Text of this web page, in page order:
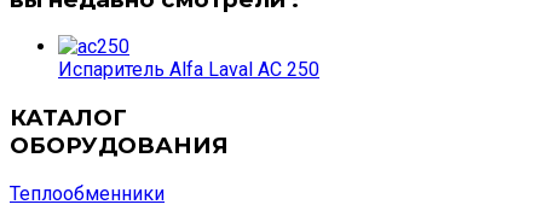
Испаритель Alfa Laval AC 250
КАТАЛОГ
ОБОРУДОВАНИЯ
Теплообменники